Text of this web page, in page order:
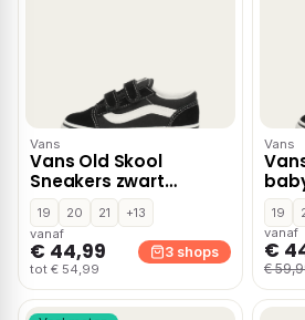
Vans
Vans Old Skool
Sneakers zwart
Canvas
19 20 21
+13
vanaf
€ 44,99
tot € 54,99
3 shops
Vans
19
vanaf
€
€